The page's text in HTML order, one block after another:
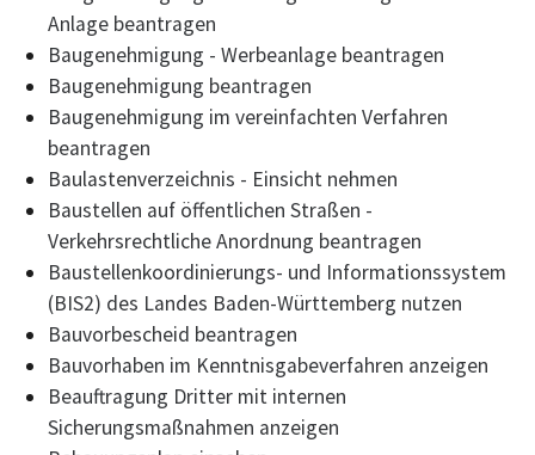
Anlage beantragen
Baugenehmigung - Werbeanlage beantragen
Baugenehmigung beantragen
Baugenehmigung im vereinfachten Verfahren
beantragen
Baulastenverzeichnis - Einsicht nehmen
Baustellen auf öffentlichen Straßen -
Verkehrsrechtliche Anordnung beantragen
Baustellenkoordinierungs- und Informationssystem
(BIS2) des Landes Baden-Württemberg nutzen
Bauvorbescheid beantragen
Bauvorhaben im Kenntnisgabeverfahren anzeigen
Beauftragung Dritter mit internen
Sicherungsmaßnahmen anzeigen